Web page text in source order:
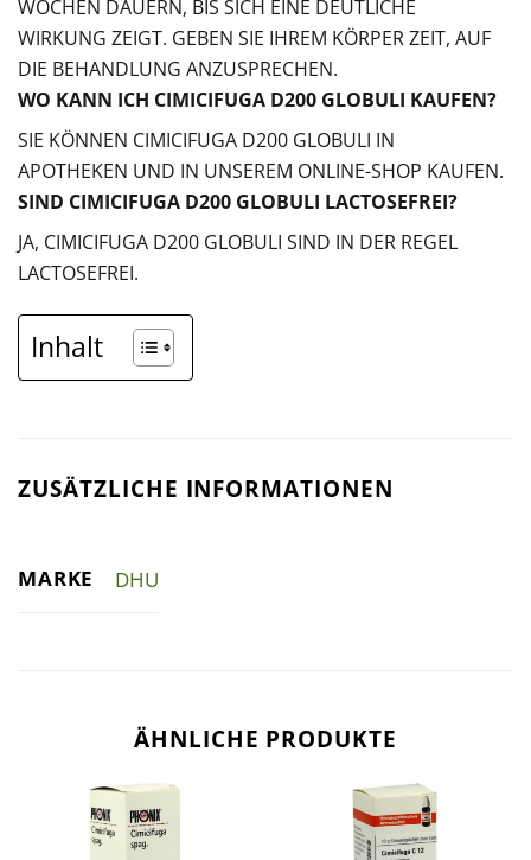
WOCHEN DAUERN, BIS SICH EINE DEUTLICHE
WIRKUNG ZEIGT. GEBEN SIE IHREM KÖRPER ZEIT, AUF
DIE BEHANDLUNG ANZUSPRECHEN.
WO KANN ICH CIMICIFUGA D200 GLOBULI KAUFEN?
SIE KÖNNEN CIMICIFUGA D200 GLOBULI IN
APOTHEKEN UND IN UNSEREM ONLINE-SHOP KAUFEN.
SIND CIMICIFUGA D200 GLOBULI LACTOSEFREI?
JA, CIMICIFUGA D200 GLOBULI SIND IN DER REGEL
LACTOSEFREI.
Inhalt
ZUSÄTZLICHE INFORMATIONEN
MARKE DHU
ÄHNLICHE PRODUKTE